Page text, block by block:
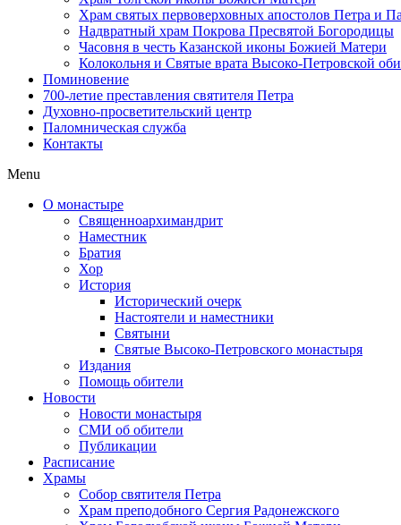
Храм святых первоверховных апостолов Петра и
Надвратный храм Покрова Пресвятой Богородицы
Часовня в честь Казанской иконы Божией Матери
Колокольня и Святые врата Высоко-Петровской
Поминовение
700-летие преставления святителя Петра
Духовно-просветительский центр
Паломническая служба
Контакты
Menu
О монастыре
Священноархимандрит
Наместник
Братия
Хор
История
Исторический очерк
Настоятели и наместники
Святыни
Святые Высоко-Петровского монастыря
Издания
Помощь обители
Новости
Новости монастыря
СМИ об обители
Публикации
Расписание
Храмы
Собор святителя Петра
Храм преподобного Сергия Радонежского